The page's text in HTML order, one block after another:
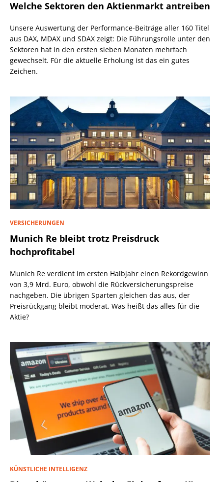
Welche Sektoren den Aktienmarkt antreiben
Unsere Auswertung der Performance-Beiträge aller 160 Titel
aus DAX, MDAX und SDAX zeigt: Die Führungsrolle unter den
Sektoren hat in den ersten sieben Monaten mehrfach
gewechselt. Für die aktuelle Erholung ist das ein gutes
Zeichen.
VERSICHERUNGEN
Munich Re bleibt trotz Preisdruck
hochprofitabel
Munich Re verdient im ersten Halbjahr einen Rekordgewinn
von 3,9 Mrd. Euro, obwohl die Rückversicherungspreise
nachgeben. Die übrigen Sparten gleichen das aus, der
Preisrückgang bleibt moderat. Was heißt das alles für die
Aktie?
KÜNSTLICHE INTELLIGENZ